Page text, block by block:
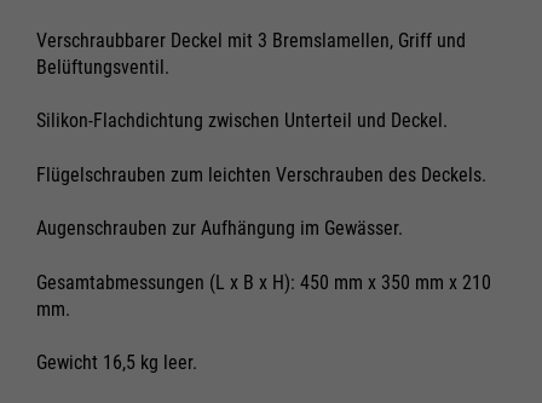
Verschraubbarer Deckel mit 3 Bremslamellen, Griff und
Belüftungsventil.
Silikon-Flachdichtung zwischen Unterteil und Deckel.
Flügelschrauben zum leichten Verschrauben des Deckels.
Augenschrauben zur Aufhängung im Gewässer.
Gesamtabmessungen (L x B x H): 450 mm x 350 mm x 210
mm.
Gewicht 16,5 kg leer.
Marketing und Statistik
Cookie Informationen anzeigen
Speichern
Marketing und Statistik
Cookie Informationen anzeigen
Speichern